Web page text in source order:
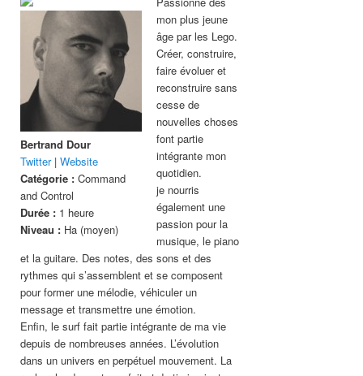
Bertrand Dour
Twitter| Website
Catégorie : Command
and Control
Durée : 1 heure
Niveau : Ha (moyen)
mon plus jeune
âge par les Lego.
Créer, construire,
faire évoluer et
reconstruire sans
cesse de
nouvelles choses
font partie
intégrante mon
quotidien.
je nourris
également une
passion pour la
musique, le piano
et la guitare. Des notes, des sons et des
rythmes qui s’assemblent et se composent
pour former une mélodie, véhiculer un
message et transmettre une émotion.
Enfin, le surf fait partie intégrante de ma vie
depuis de nombreuses années. L’évolution
dans un univers en perpétuel mouvement. La